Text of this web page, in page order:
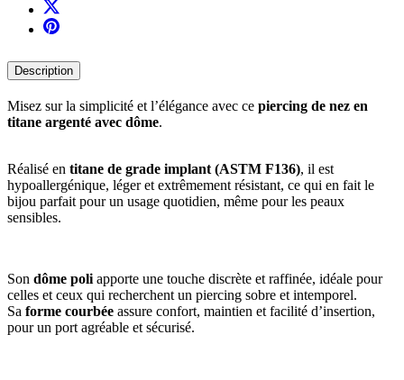
Description
Misez sur la simplicité et l’élégance avec ce piercing de nez en
titane argenté avec dôme.
Réalisé en titane de grade implant (ASTM F136), il est
hypoallergénique, léger et extrêmement résistant, ce qui en fait le
bijou parfait pour un usage quotidien, même pour les peaux
sensibles.
Son dôme poli apporte une touche discrète et raffinée, idéale pour
celles et ceux qui recherchent un piercing sobre et intemporel.
Sa forme courbée assure confort, maintien et facilité d’insertion,
pour un port agréable et sécurisé.